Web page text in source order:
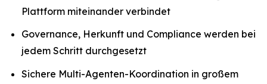
Plattform miteinander verbindet
Governance, Herkunft und Compliance werden bei
jedem Schritt durchgesetzt
Sichere Multi-Agenten-Koordination in großem